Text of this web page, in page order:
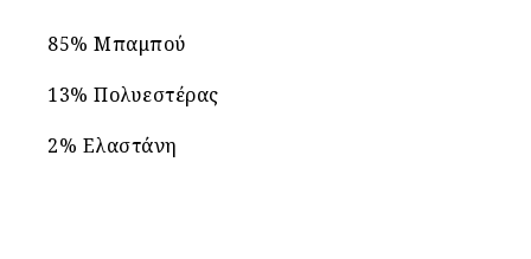
85% Μπαμπού
13% Πολυεστέρας
2% Ελαστάνη